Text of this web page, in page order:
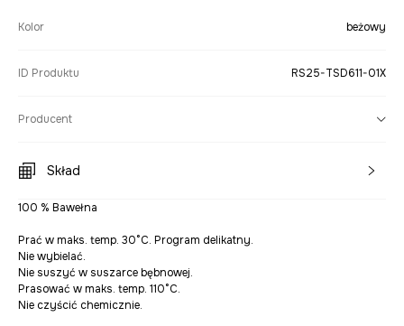
Kolor beżowy
ID Produktu RS25-TSD611-01X
Producent
Skład
100 % Bawełna
Prać w maks. temp. 30°C. Program delikatny.
Nie wybielać.
Nie suszyć w suszarce bębnowej.
Prasować w maks. temp. 110°C.
Nie czyścić chemicznie.